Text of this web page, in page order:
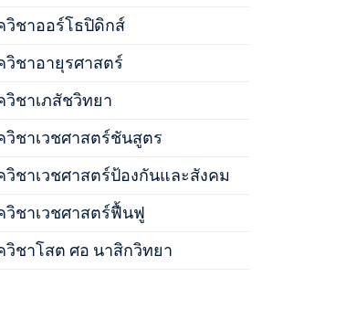
วิชาออร์โธปิดิกส์
วิชาอายุรศาสตร์
วิชาเภสัชวิทยา
วิชาเวชศาสตร์ชันสูตร
วิชาเวชศาสตร์ป้องกันและสังคม
วิชาเวชศาสตร์ฟื้นฟู
วิชาโสต ศอ นาสิกวิทยา